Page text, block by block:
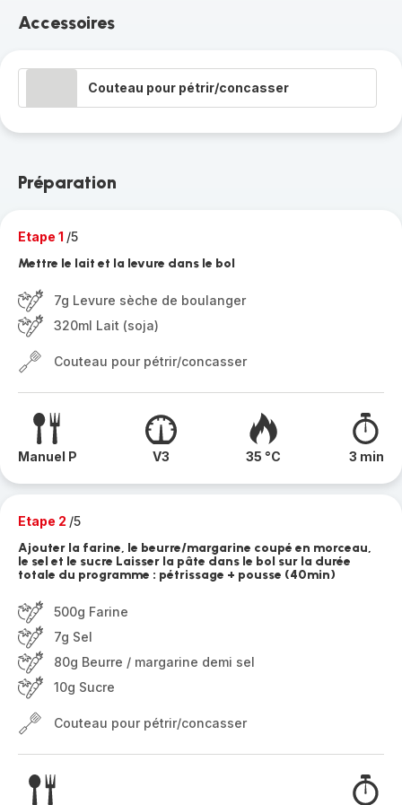
Accessoires
Couteau pour pétrir/concasser
Préparation
Etape 1 /5
Mettre le lait et la levure dans le bol
7g Levure sèche de boulanger
320ml Lait (soja)
Couteau pour pétrir/concasser
Manuel P V3 35 °C 3 min
Etape 2 /5
Ajouter la farine, le beurre/margarine coupé en morceau,
le sel et le sucre Laisser la pâte dans le bol sur la durée
totale du programme : pétrissage + pousse (40min)
500g Farine
7g Sel
80g Beurre / margarine demi sel
10g Sucre
Couteau pour pétrir/concasser